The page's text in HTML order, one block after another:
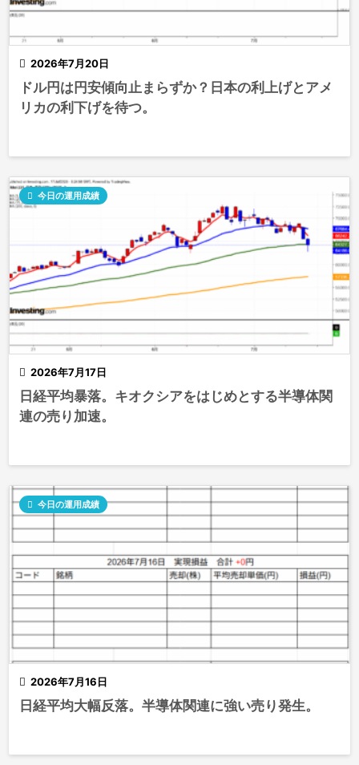
 2026年7月20日
ドル円は円安傾向止まらずか？日本の利上げとアメ
リカの利下げを待つ。
 2026年7月17日
 今日の運用成績
日経平均暴落。キオクシアをはじめとする半導体関
連の売り加速。
 2026年7月16日
 今日の運用成績
日経平均大幅反落。半導体関連に強い売り発生。